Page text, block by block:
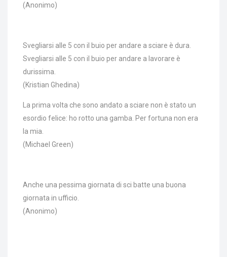
(Anonimo)
Svegliarsi alle 5 con il buio per andare a sciare è dura.
Svegliarsi alle 5 con il buio per andare a lavorare è
durissima.
(Kristian Ghedina)
La prima volta che sono andato a sciare non è stato un
esordio felice: ho rotto una gamba. Per fortuna non era
la mia.
(Michael Green)
Anche una pessima giornata di sci batte una buona
giornata in ufficio.
(Anonimo)